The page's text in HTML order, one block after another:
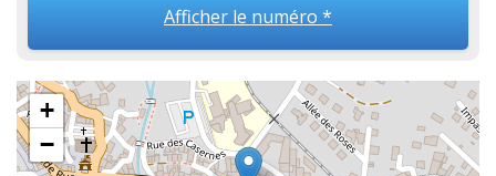
Afficher le numéro *
+
−